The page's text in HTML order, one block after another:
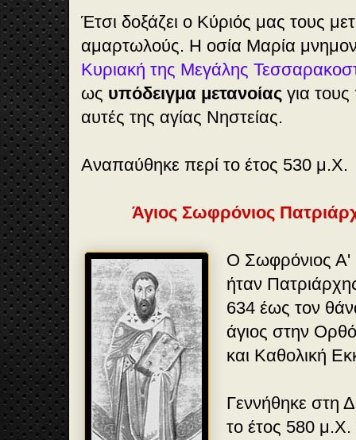
Έτσι δοξάζει ο Κύριός μας τους
αμαρτωλούς. Η οσία Μαρία
Κυριακή της Μεγάλης
ως υπόδειγμα μετανοίας για τους
αυτές της αγίας Νηστείας.
Αναπαύθηκε περί το έτος 530 μ.Χ.
Άγιος Σωφρόνιος
Ο Σωφρόνιος Α'
ήταν
634 έως τον
άγιος στην
και Καθολική
Γεννήθηκε στη
το έτος 580